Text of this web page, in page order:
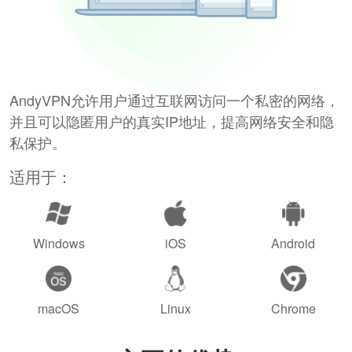
AndyVPN允许用户通过互联网访问一个私密的网络，
并且可以隐匿用户的真实IP地址，提高网络安全和隐
私保护。
适用于：
Windows iOS Android
macOS Linux Chrome